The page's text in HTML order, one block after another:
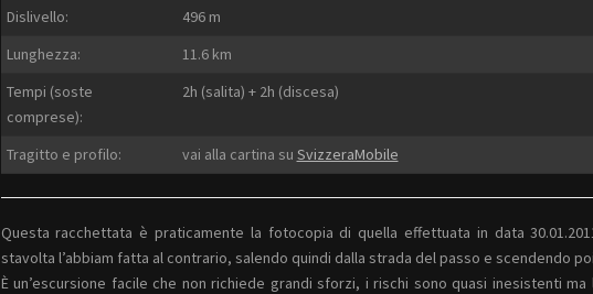
Dislivello:
496 m
Lunghezza:
11.6 km
Tempi (soste
comprese):
2h (salita) + 2h (discesa)
Tragitto e profilo: vai alla cartina su SvizzeraMobile
Questa racchettata è praticamente la fotocopia di quella effettuata in data
stavolta l’abbiam fatta al contrario, salendo quindi dalla strada del passo e scendendo
È un’escursione facile che non richiede grandi sforzi, i rischi sono quasi inesistenti